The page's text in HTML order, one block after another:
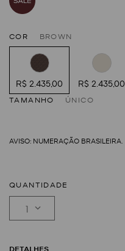
COR BROWN
R$ 2.435,00 R$ 2.435,00
TAMANHO ÚNICO
QUANTIDADE
1
DETALHES